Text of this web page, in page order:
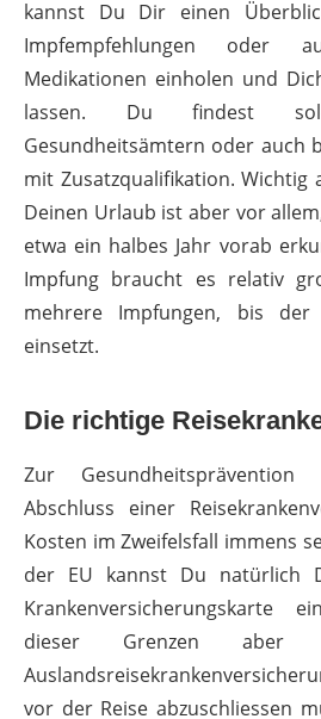
kannst Du Dir einen
Impfempfehlungen oder
Medikationen einholen und
lassen. Du findest
Gesundheitsämtern oder auch
mit Zusatzqualifikation. Wichtig
Deinen Urlaub ist aber vor
etwa ein halbes Jahr vorab
Impfung braucht es relativ
mehrere Impfungen, bis der
einsetzt.
Die richtige
Zur
Abschluss einer
Kosten im Zweifelsfall immens
der EU kannst Du natürlich
Krankenversicherungskarte
dieser Grenzen
vor der Reise abzuschliessen